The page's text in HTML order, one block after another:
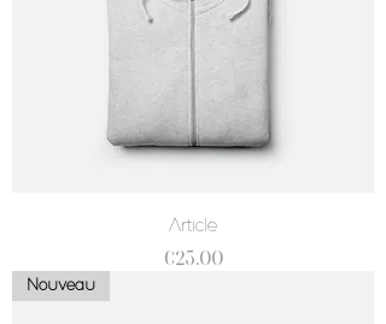
Article
價格
€25.00
Nouveau